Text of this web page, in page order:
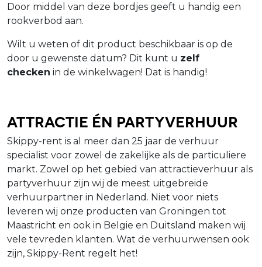
Door middel van deze bordjes geeft u handig een
rookverbod aan.
Wilt u weten of dit product beschikbaar is op de
door u gewenste datum? Dit kunt u zelf
checken in de winkelwagen! Dat is handig!
Attractie én Partyverhuur
Skippy-rent is al meer dan 25 jaar de verhuur
specialist voor zowel de zakelijke als de particuliere
markt. Zowel op het gebied van attractieverhuur als
partyverhuur zijn wij de meest uitgebreide
verhuurpartner in Nederland. Niet voor niets
leveren wij onze producten van Groningen tot
Maastricht en ook in Belgie en Duitsland maken wij
vele tevreden klanten. Wat de verhuurwensen ook
zijn, Skippy-Rent regelt het!